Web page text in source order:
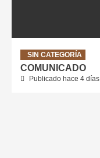
SIN CATEGORÍA
COMUNICADO
Publicado hace 4 días